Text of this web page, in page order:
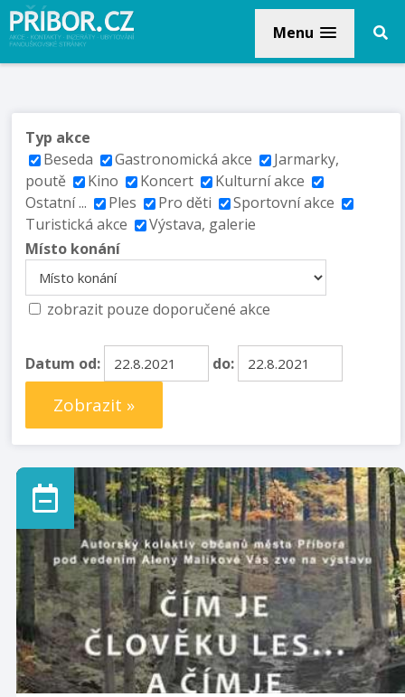
Menu
Typ akce
Beseda
Gastronomická akce
Jarmarky,
poutě
Kino Koncert
Kulturní akce
Ostatní ...
Ples Pro děti
Sportovní akce
Turistická akce
Výstava, galerie
Místo konání
zobrazit pouze doporučené akce
Datum od: do:
Zobrazit »